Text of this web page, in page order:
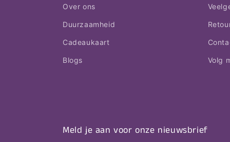
Over ons
Duurzaamheid
Cadeaukaart
Blogs Volg
Meld je aan voor onze nieuwsbrief